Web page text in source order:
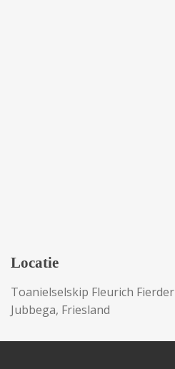
Locatie
Toanielselskip Fleurich Fierder
Jubbega, Friesland